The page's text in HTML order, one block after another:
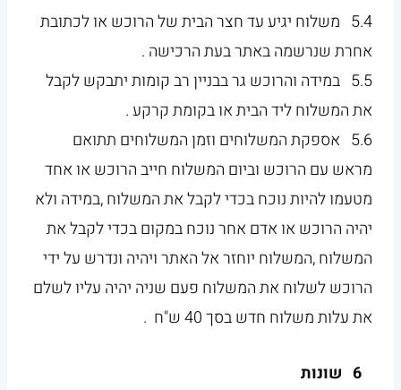
5.4 משלוח יגיע עד חצר הבית של הרוכש או לכתובת
אחרת שנרשמה באתר בעת הרכישה .
5.5 במידה והרוכש גר בבניין רב קומות יתבקש לקבל
את המשלוח ליד הבית או בקומת קרקע .
5.6 אספקת המשלוחים וזמן המשלוחים תתואם
מראש עם הרוכש וביום המשלוח חייב הרוכש או אחד
מטעמו להיות נוכח בכדי לקבל את המשלוח ,במידה ולא
יהיה הרוכש או אדם אחר נוכח במקום בכדי לקבל את
המשלוח ,המשלוח יוחזר אל האתר ויהיה ונדרש על ידי
הרוכש לשלוח את המשלוח פעם שניה יהיה עליו לשלם
את עלות משלוח חדש בסך 40 ש"ח .
6 שונות